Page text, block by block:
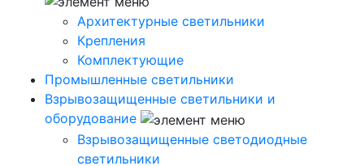
Архитектурные светильники
Крепления
Комплектующие
Промышленные светильники
Взрывозащищенные светильники и
оборудование
Взрывозащищенные светодиодные
светильники